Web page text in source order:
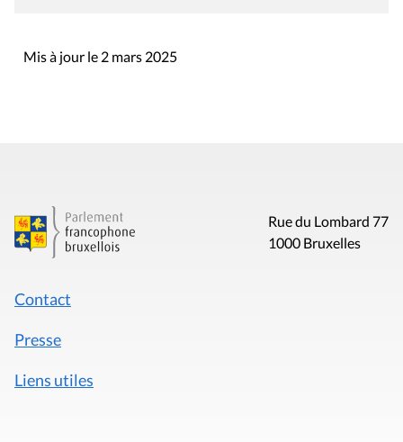
Mis à jour le 2 mars 2025
Rue du Lombard 77
1000 Bruxelles
Contact
Presse
Liens utiles